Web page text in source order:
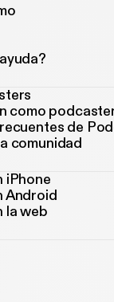
como
de
comunidad
iPhone
Android
la web